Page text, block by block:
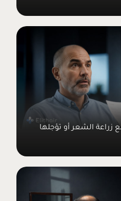
زراعة الشعر أو تؤجلها